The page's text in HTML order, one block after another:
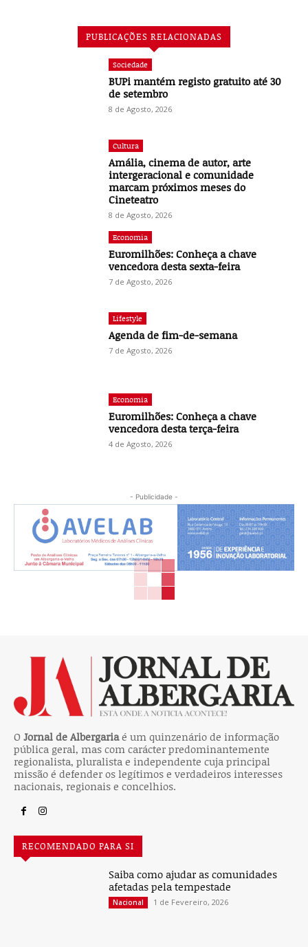
PUBLICAÇÕES RELACIONADAS
Sociedade
BUPi mantém registo gratuito até 30
de setembro
8 de Agosto, 2026
Cultura
Amália, cinema de autor, arte
intergeracional e comunidade
marcam próximos meses do
Cineteatro
8 de Agosto, 2026
Economia
Euromilhões: Conheça a chave
vencedora desta sexta-feira
7 de Agosto, 2026
Lifestyle
Agenda de fim-de-semana
7 de Agosto, 2026
Economia
Euromilhões: Conheça a chave
vencedora desta terça-feira
4 de Agosto, 2026
- Publicidade -
O Jornal de Albergariaé um quinzenário de informação
pública geral, mas com carácter predominantemente
regionalista, pluralista e independente cuja principal
missão é defender os legítimos e verdadeiros interesses
nacionais, regionais e concelhios.
RECOMENDADO PARA SI
Saiba como ajudar as comunidades
afetadas pela tempestade
Nacional 1 de Fevereiro, 2026